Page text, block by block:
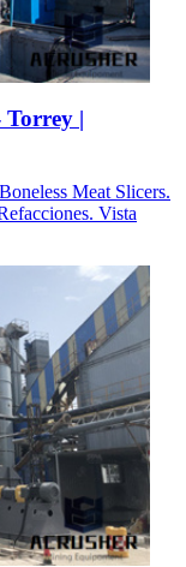
Torrey |
Meat Slicers.
Vista